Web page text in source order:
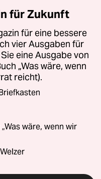
für Zukunft
für eine bessere
vier Ausgaben für
eine Ausgabe von
„Was wäre, wenn
reicht).
wäre, wenn wir